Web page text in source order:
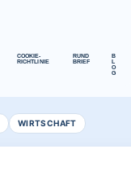
COOKIE-
RICHTLINIE
RUND
BRIEF
B
O
G
WIRTSCHAFT